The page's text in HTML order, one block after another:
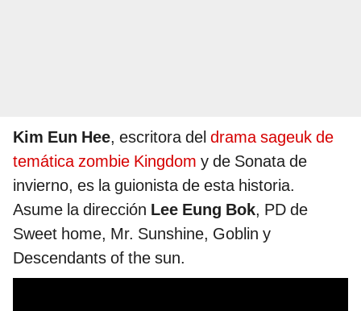
Kim Eun Hee, escritora del drama sageuk de
temática zombie Kingdom y de Sonata de
invierno, es la guionista de esta historia.
Asume la dirección Lee Eung Bok, PD de
Sweet home, Mr. Sunshine, Goblin y
Descendants of the sun.